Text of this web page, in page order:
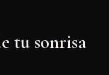
tu sonrisa